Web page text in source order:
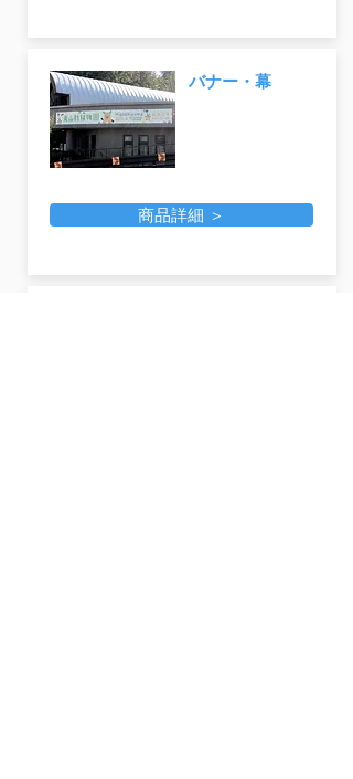
バナー・幕
商品詳細 ＞